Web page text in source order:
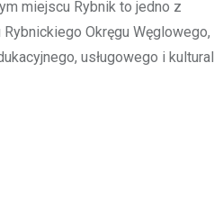
miejscu Rybnik to jedno z
Okręgu
usługowego i